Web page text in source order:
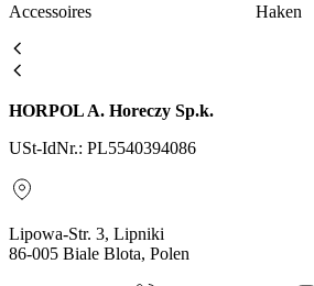
Accessoires Haken
HORPOL A. Horeczy Sp.k.
USt-IdNr.: PL5540394086
Lipowa-Str. 3, Lipniki
86-005 Biale Blota, Polen